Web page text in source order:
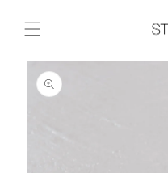
進む
商品情報に
スキップ